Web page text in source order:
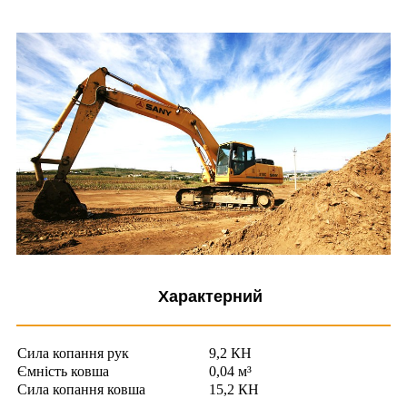
Характерний
Сила копання рук
9,2 КН
Ємність ковша
0,04 м³
Сила копання ковша
15,2 КН